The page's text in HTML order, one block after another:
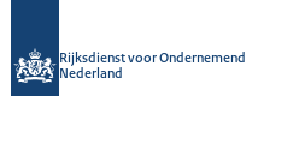
Rijksdienst voor Ondernemend
Nederland